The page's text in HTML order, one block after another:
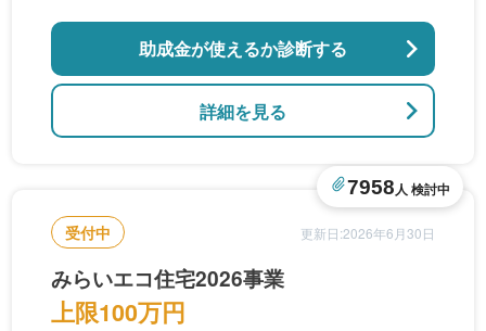
詳細を見る
助成金が使えるか診断する
受付中 更新日:2026年6月30日
みらいエコ住宅2026事業
上限100万円
7958人 検討中